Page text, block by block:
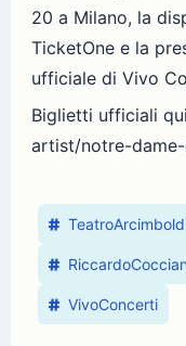
20 a Milano, la
TicketOne e la
ufficiale di Vivo
Biglietti ufficiali
artist/notre-
VivoConcerti